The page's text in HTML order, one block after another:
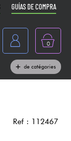
GUÍAS DE COMPRA
0
de catégories
Ref : 112467